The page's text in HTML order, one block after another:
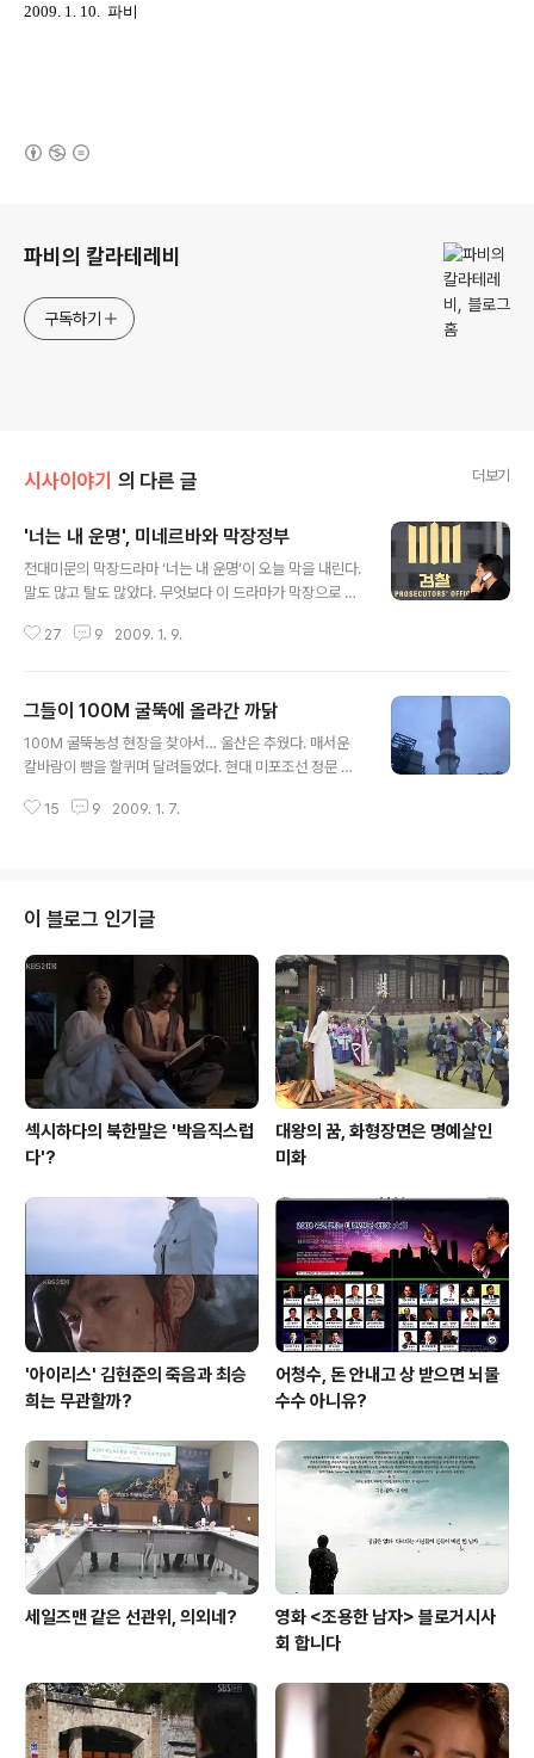
2009. 1. 10. 파비
파비의 칼라테레비
구독하기
시사이야기 의 다른 글 더보기
'너는 내 운명', 미네르바와 막장정부
전대미문의 막장드라마 ‘너는 내 운명’이 오늘 막을 내린다.
말도 많고 탈도 많았다. 무엇보다 이 드라마가 막장으로 이
있었다. 특히 황당무계한 줄거리를 연결시키기 위해 시도
고 있다는 사실을 알게 된 새벽이의 친모는 중대한 결심을
한다. 그녀 자신도 백혈병으로 죽음을 목전에 두고 있는 처
지였다. 새벽이의 골수가 시어머니와 자기에게 모두 일치
할 결심을 한 것이다. 아니나 다를까 매번 중요한 순간마다
27 9 2009. 1. 9.
그들이 100M 굴뚝에 올라간 까닭
100M 굴뚝농성 현장을 찾아서… 울산은 추웠다. 매서운
칼바람이 뺨을 할퀴며 달려들었다. 현대 미포조선 정문 앞
운 바닷바람이 몰아치는 조선소는 황량했다. 굴뚝농성장
애애한 농성장? 그러나… 그러나 그것은 사실이었다. 100
M 상공의 굴뚝 위에서 칼바람을 맞고 있을 그들의 동지들
과 나누는 휴대폰 통화소리도 더없이 정겨워보였다. 모닥
불을 피워놓고 둘러서있는 모습은 평화롭게 보이기까지 했
다. 고개를 들어 하늘을 올려다보았다. 높디높은 굴뚝의 위
용이 장관이었다. 까마득한 꼭대기에 움직이는 물체..
15 9 2009. 1. 7.
이 블로그 인기글
섹시하다의 북한말은 '박음직스럽
다'?
대왕의 꿈, 화형장면은 명예살인
미화
'아이리스' 김현준의 죽음과 최승
희는 무관할까?
어청수, 돈 안내고 상 받으면 뇌물
수수 아니유?
세일즈맨 같은 선관위, 의외네?
영화 <조용한 남자> 블로거시사
회 합니다